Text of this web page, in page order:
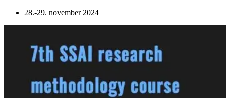
28.-29. november 2024